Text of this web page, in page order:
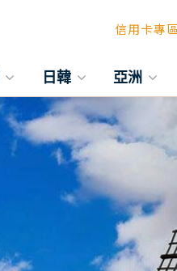
信用卡專區
日韓 亞洲